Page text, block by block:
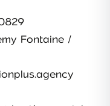
Fontaine /